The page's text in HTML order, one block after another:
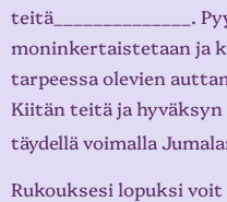
teitä______________.
moninkertaistetaan ja
tarpeessa olevien
Kiitän teitä ja
täydellä voimalla
Rukouksesi lopuksi